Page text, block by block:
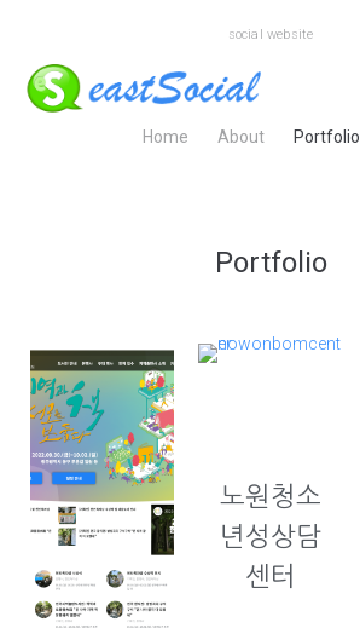
social website
Home About Portfolio
Portfolio
노원청소
년성상담
센터